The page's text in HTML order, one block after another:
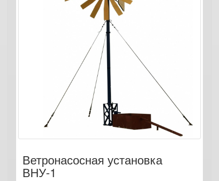
Ветронасосная установка
ВНУ-1